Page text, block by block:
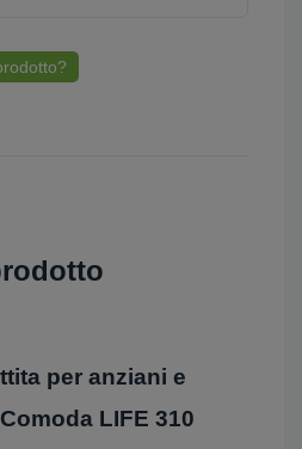
per anziani e
LIFE 310